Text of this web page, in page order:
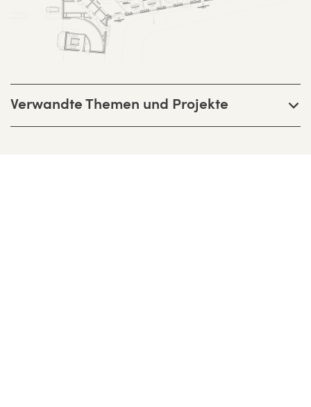
Verwandte Themen und Projekte